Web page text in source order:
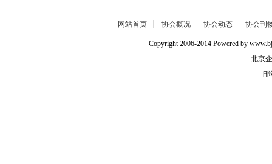
网站首页 协会概况 协会动态 协会刊
Copyright 2006-2014 Powered by
北京
邮